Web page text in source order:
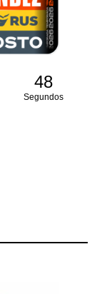
47
Segundos